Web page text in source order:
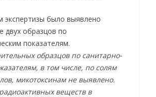
экспертизы было выявлено
двух образцов по
показателям.
образцов по санитарно-
в том числе, по солям
микотоксинам не выявлено.
веществ в